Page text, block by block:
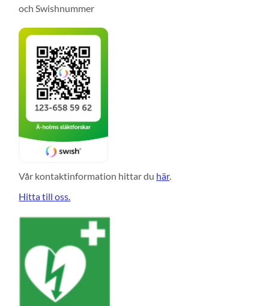
och Swishnummer
Vår kontaktinformation hittar du här.
Hitta till oss.